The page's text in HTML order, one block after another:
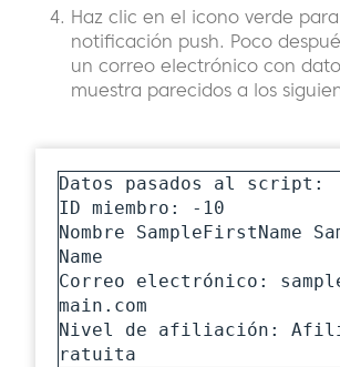
Haz clic en el icono verde
notificación push. Poco
un correo electrónico con
muestra parecidos a los
Datos pasados al script:
ID miembro: -10
Nombre SampleFirstName
Name
Correo electrónico:
main.com
Nivel de afiliación:
ratuita